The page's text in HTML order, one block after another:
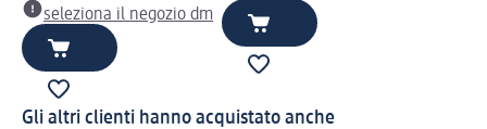
seleziona il negozio dm
Gli altri clienti hanno acquistato anche